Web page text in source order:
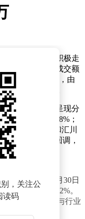
159559）呈现积极走
1.376元，当日成交额
机器人产业指数，由
金经理为金璜。
）的重仓股呈现分
时段涨幅达7.48%；
动、三花智控和汇川
分个股则出现回调，
、2.69%和
）自2023年11月30日
月回报率为1.42%。
投资者提供参与行业
，关注公
读码